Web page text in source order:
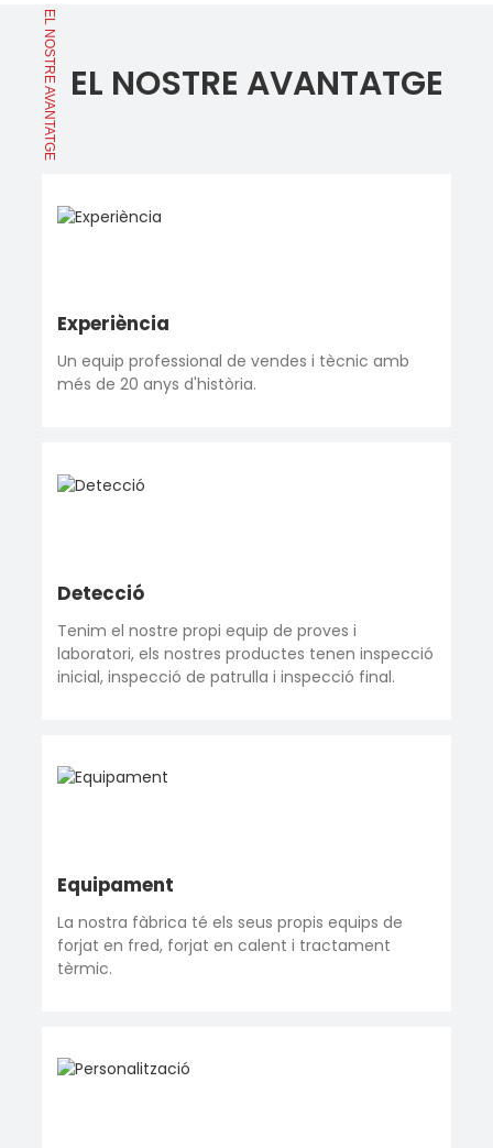
EL NOSTRE AVANTATGE
EL NOSTRE AVANTATGE
Experiència
Un equip professional de vendes i tècnic amb
més de 20 anys d'història.
Detecció
Tenim el nostre propi equip de proves i
laboratori, els nostres productes tenen inspecció
inicial, inspecció de patrulla i inspecció final.
Equipament
La nostra fàbrica té els seus propis equips de
forjat en fred, forjat en calent i tractament
tèrmic.